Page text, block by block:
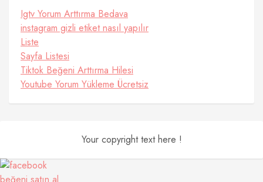
Igtv Yorum Arttırma Bedava
instagram gizli etiket nasıl yapılır
Liste
Sayfa Listesi
Tiktok Beğeni Arttırma Hilesi
Youtube Yorum Yükleme Ücretsiz
Your copyright text here !